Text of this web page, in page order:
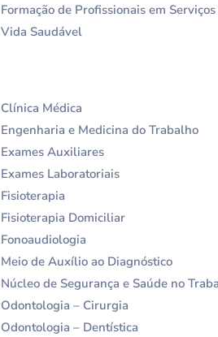
Formação de Profissionais em
Vida Saudável
Clínica Médica
Engenharia e Medicina do Trabalho
Exames Auxiliares
Exames Laboratoriais
Fisioterapia
Fisioterapia Domiciliar
Fonoaudiologia
Meio de Auxílio ao Diagnóstico
Núcleo de Segurança e Saúde no
Odontologia – Cirurgia
Odontologia – Dentística